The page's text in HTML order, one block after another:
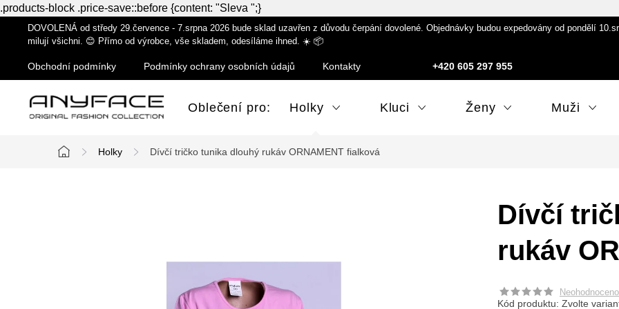
.products-block .price-save::before {content: "Sleva ";}
DOVOLENÁ od středy 29.července - 7.srpna 2026 bude sklad uzavřen z důvodu čerpání dovolené. Objednávky budou expedovány od pondělí
milují všichni. 😊 Přímo od výrobce, vše skladem, odesíláme ihned. ☀️ 📦
+420 605 297 955
Obchodní podmínky Podmínky ochrany osobních údajů Kontakty
Oblečení pro: Holky Kluci Ženy Muži
Domů
Holky Dívčí tričko tunika dlouhý rukáv ORNAMENT fialková
Dívčí
rukáv
Neohodnoceno
Kód produktu: Zvolte